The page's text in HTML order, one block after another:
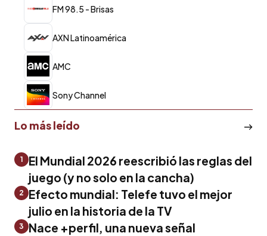
FM 98.5 - Brisas
AXN Latinoamérica
AMC
Sony Channel
Lo más leído
1
El Mundial 2026 reescribió las reglas del
juego (y no solo en la cancha)
2
Efecto mundial: Telefe tuvo el mejor
julio en la historia de la TV
3
Nace +perfil, una nueva señal